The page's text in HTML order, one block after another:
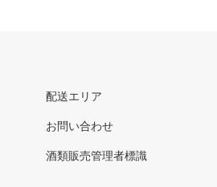
配送エリア
お問い合わせ
酒類販売管理者標識